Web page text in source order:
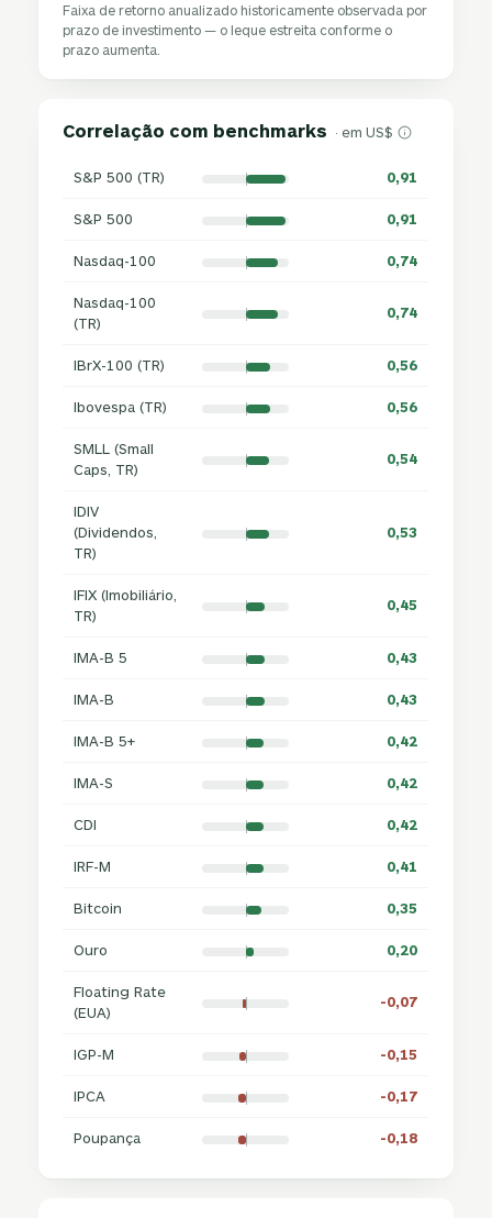
Faixa de retorno anualizado historicamente observada por
prazo de investimento — o leque estreita conforme o
prazo aumenta.
Correlação com benchmarks · em US$
S&P 500 (TR) 0,91
S&P 500 0,91
Nasdaq-100 0,74
Nasdaq-100
(TR)
0,74
IBrX-100 (TR) 0,56
Ibovespa (TR) 0,56
SMLL (Small
Caps, TR)
0,54
IDIV
(Dividendos,
TR)
0,53
IFIX (Imobiliário,
TR)
0,45
IMA-B 5 0,43
IMA-B 0,43
IMA-B 5+ 0,42
IMA-S 0,42
CDI 0,42
IRF-M 0,41
Bitcoin 0,35
Ouro 0,20
Floating Rate
(EUA)
-0,07
IGP-M -0,15
IPCA -0,17
Poupança -0,18